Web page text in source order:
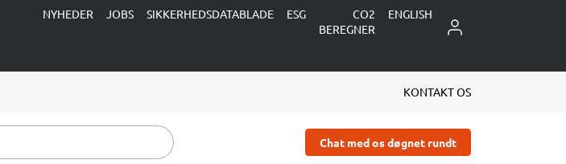
NYHEDER JOBS SIKKERHEDSDATABLADE ESG
CO2
BEREGNER
ENGLISH
LOG IND
KONTAKT OS
Chat med os døgnet rundt